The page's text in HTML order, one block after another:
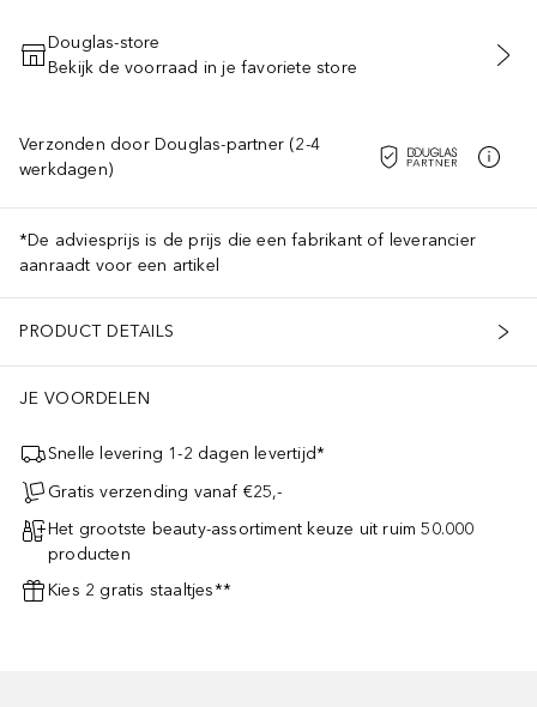
VOEG TOE AAN WINKELMANDJE
Douglas-store
Bekijk de voorraad in je favoriete store
Verzonden door Douglas-partner (2-4
werkdagen)
*De adviesprijs is de prijs die een fabrikant of leverancier
aanraadt voor een artikel
PRODUCT DETAILS
JE VOORDELEN
Snelle levering 1-2 dagen levertijd*
Gratis verzending vanaf €25,-
Het grootste beauty-assortiment keuze uit ruim 50.000
producten
Kies 2 gratis staaltjes**